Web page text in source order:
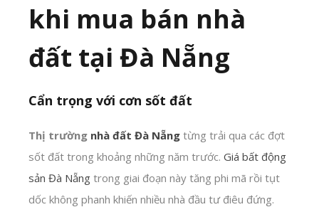
khi mua bán nhà
đất tại Đà Nẵng
Cẩn trọng với cơn sốt đất
Thị trường nhà đất Đà Nẵng từng trải qua các đợt
sốt đất trong khoảng những năm trước. Giá bất động
sản Đà Nẵng trong giai đoạn này tăng phi mã rồi tụt
dốc không phanh khiến nhiều nhà đầu tư điêu đứng.